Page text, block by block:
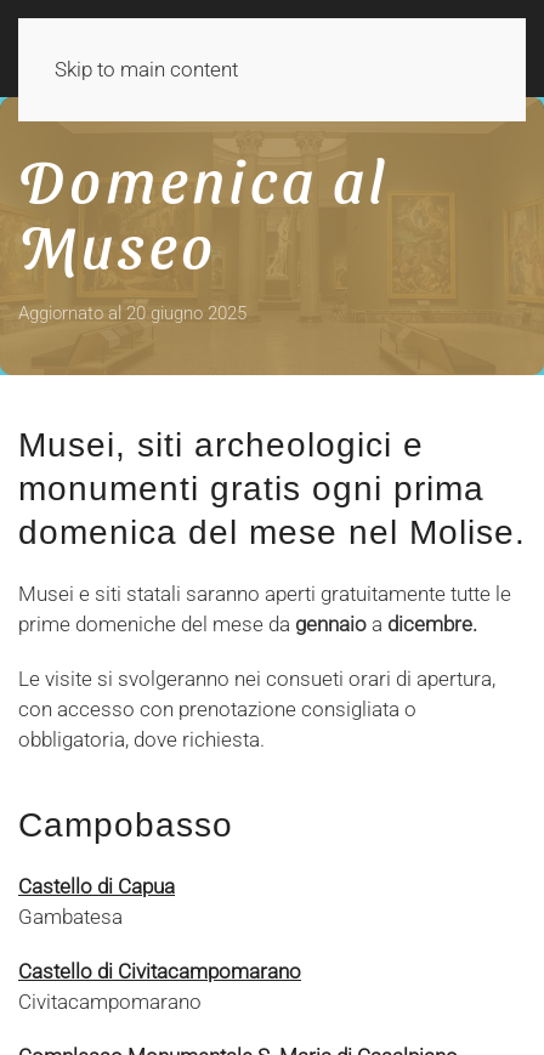
Skip to main content
Domenica al
Museo
Aggiornato al 20 giugno 2025
Musei, siti archeologici e
monumenti gratis ogni prima
domenica del mese nel Molise.
Musei e siti statali saranno aperti gratuitamente tutte le
prime domeniche del mese da gennaio a dicembre.
Le visite si svolgeranno nei consueti orari di apertura,
con accesso con prenotazione consigliata o
obbligatoria, dove richiesta.
Campobasso
Castello di Capua
Gambatesa
Castello di Civitacampomarano
Civitacampomarano